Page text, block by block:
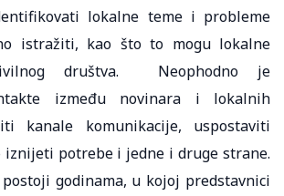
lokalne teme i probleme
istražiti, kao što to mogu lokalne
društva. Neophodno je
između novinara i lokalnih
kanale komunikacije, uspostaviti
potrebe i jedne i druge strane.
godinama, u kojoj predstavnici